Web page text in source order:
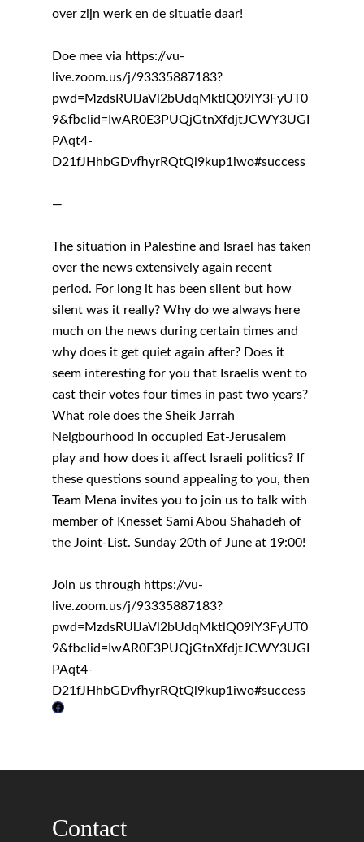
over zijn werk en de situatie daar!
Doe mee via https://vu-
live.zoom.us/j/93335887183?
pwd=MzdsRUlJaVl2bUdqMktlQ09lY3FyUT0
9&fbclid=IwAR0E3PUQjGtnXfdjtJCWY3UGI
PAqt4-
D21fJHhbGDvfhyrRQtQl9kup1iwo#success
—
The situation in Palestine and Israel has taken
over the news extensively again recent
period. For long it has been silent but how
silent was it really? Why do we always here
much on the news during certain times and
why does it get quiet again after? Does it
seem interesting for you that Israelis went to
cast their votes four times in past two years?
What role does the Sheik Jarrah
Neigbourhood in occupied Eat-Jerusalem
play and how does it affect Israeli politics? If
these questions sound appealing to you, then
Team Mena invites you to join us to talk with
member of Knesset Sami Abou Shahadeh of
the Joint-List. Sunday 20th of June at 19:00!
Join us through https://vu-
live.zoom.us/j/93335887183?
pwd=MzdsRUlJaVl2bUdqMktlQ09lY3FyUT0
9&fbclid=IwAR0E3PUQjGtnXfdjtJCWY3UGI
PAqt4-
D21fJHhbGDvfhyrRQtQl9kup1iwo#success
F
o
o
Contact
Word actief
Agenda
Nieuws en Vacatures
Standpunten
Moties en Politiek
Beginselen
Buitenlandse Zaken &
Democratie &
Digitalisering &
Diversiteit & Participatie
Duurzaamheid
Economie, Financiën &
Zaken
Migratie & Asiel
Politiek
Internationaal
Politiek Adviseurs
Politieke Werkgroepen
Landelijke teams &
Congressen
Ontwikkeling
Coaches
Trainingen & Trainers
Landelijk Bestuur
DEMO
Vrienden van de Jonge
Democraten
Partners
Afdelingen
Amsterdam
Arnhem-Nijmegen
Zwolle
Brabant
Fryslân
Groningen-Drenthe
Utrecht
Meld je aan!